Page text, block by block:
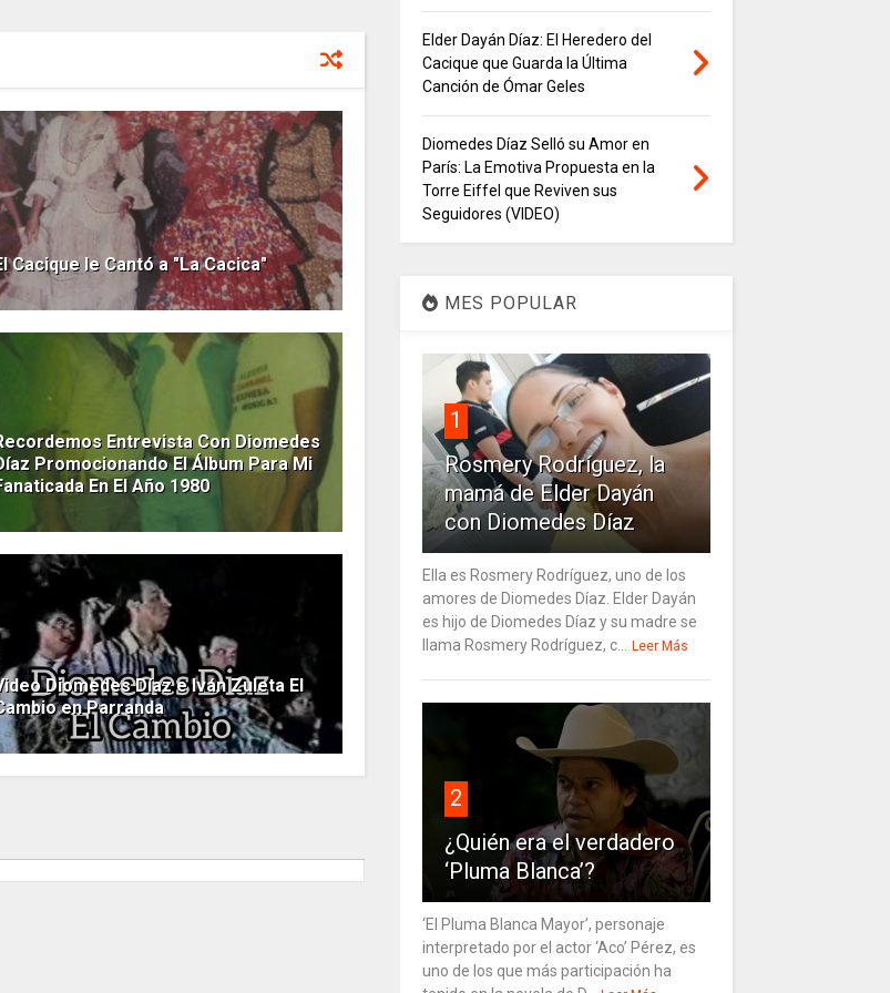
Cacique le Cantó a "La Cacica"
Entrevista Con Diomedes
Promocionando El Álbum Para Mi
En El Año 1980
Diomedes Díaz e Iván Zuleta El
en Parranda
Elder Dayán Díaz: El Heredero del
Cacique que Guarda la Última
Canción de Ómar Geles
Diomedes Díaz Selló su Amor en
París: La Emotiva Propuesta en la
Torre Eiffel que Reviven sus
Seguidores (VIDEO)
MES POPULAR
1
Rosmery Rodríguez, la
mamá de Elder Dayán
con Diomedes Díaz
Ella es Rosmery Rodríguez, uno de los
amores de Diomedes Díaz. Elder Dayán
es hijo de Diomedes Díaz y su madre se
llama Rosmery Rodríguez, c... Leer Más
2
¿Quién era el verdadero
‘Pluma Blanca’?
‘El Pluma Blanca Mayor’, personaje
interpretado por el actor ‘Aco’ Pérez, es
uno de los que más participación ha